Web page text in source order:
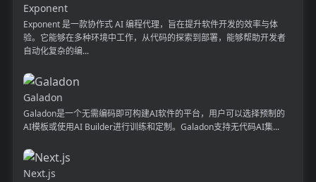
Exponent
Exponent 是一款协作式 AI 编程代理，旨在提升软件开发的效率与体
验。它能够在多种环境中工作，从代码的探索到部署，能够帮助开发者
自动化复杂的编...
Galadon
Galadon是一个无需编码即可构建AI软件的平台，用户可以选择预制的
AI模板或使用AI Builder进行训练和定制。Galadon支持无代码AI集...
Next.js